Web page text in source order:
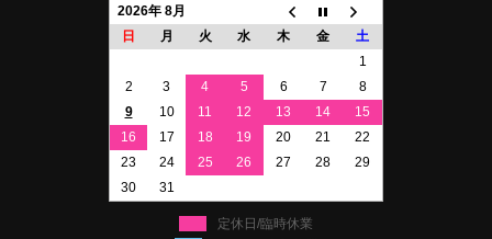
2026年 8月
日
月 火 水 木 金
土
1
2
3 4 5 6 7
8
9
10 11 12 13 14
15
16
17 18 19 20 21
22
23
24 25 26 27 28
29
30
31
定休日/臨時休業